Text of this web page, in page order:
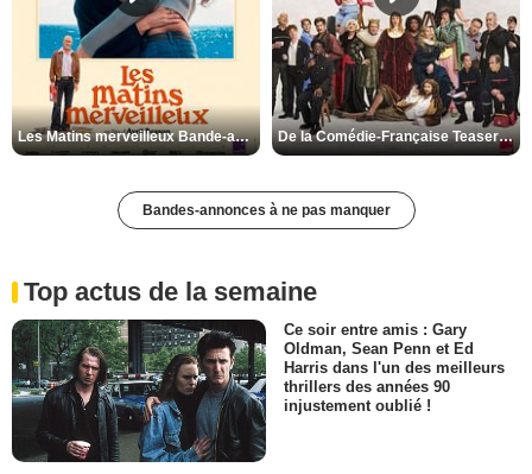
Les Matins merveilleux Bande-annonce VF De la Comédie-Française Teaser VF
Bandes-annonces à ne pas manquer
Top actus de la semaine
Ce soir entre amis : Gary
Oldman, Sean Penn et Ed
Harris dans l'un des meilleurs
thrillers des années 90
injustement oublié !